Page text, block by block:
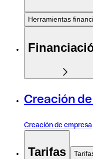
Herramientas
Creación
Creación de empresa
Tarifas